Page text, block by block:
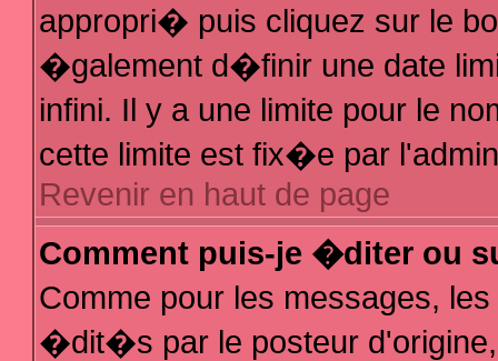
appropri� puis cliquez sur le
�galement d�finir une date
infini. Il y a une limite pour le
cette limite est fix�e par
Revenir en haut de page
Comment puis-je �diter ou
Comme pour les messages,
�dit�s par le posteur